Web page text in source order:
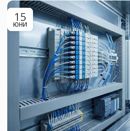
15
ЮНИ